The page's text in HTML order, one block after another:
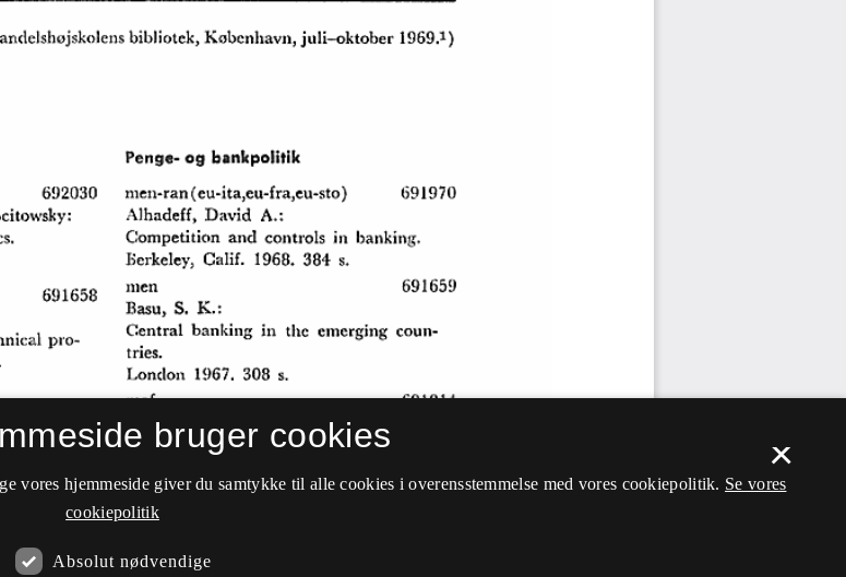
×
bruger cookies
vores hjemmeside giver du samtykke til alle cookies i overensstemmelse med vores cookiepolitik. Se vores
cookiepolitik
Absolut nødvendige